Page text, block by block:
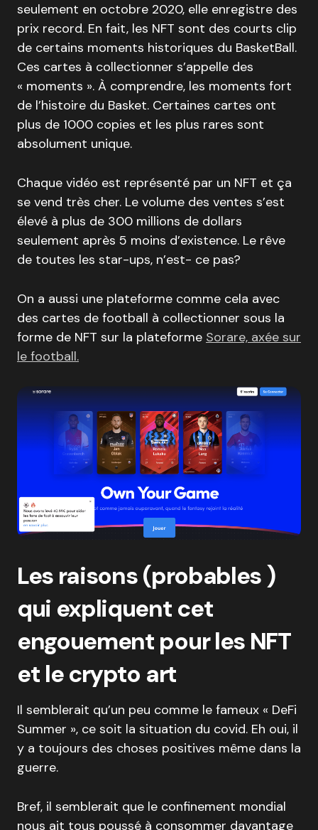
seulement en octobre 2020, elle enregistre des
prix record. En fait, les NFT sont des courts clip
de certains moments historiques du BasketBall.
Ces cartes à collectionner s’appelle des
« moments ». À comprendre, les moments fort
de l’histoire du Basket. Certaines cartes ont
plus de 1000 copies et les plus rares sont
absolument unique.
Chaque vidéo est représenté par un NFT et ça
se vend très cher. Le volume des ventes s’est
élevé à plus de 300 millions de dollars
seulement après 5 moins d’existence. Le rêve
de toutes les star-ups, n’est- ce pas?
On a aussi une plateforme comme cela avec
des cartes de football à collectionner sous la
forme de NFT sur la plateforme Sorare, axée sur
le football.
Les raisons (probables )
qui expliquent cet
engouement pour les NFT
et le crypto art
Il semblerait qu’un peu comme le fameux « DeFi
Summer », ce soit la situation du covid. Eh oui, il
y a toujours des choses positives même dans la
guerre.
Bref, il semblerait que le confinement mondial
nous ait tous poussé à consommer davantage